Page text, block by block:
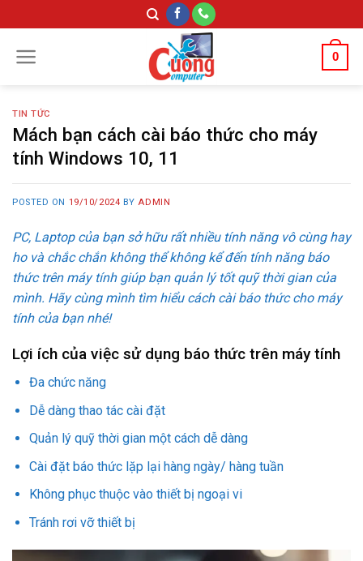
to
content
0
TIN TỨC
Mách bạn cách cài báo thức cho máy
tính Windows 10, 11
POSTED ON 19/10/2024 BY ADMIN
PC, Laptop của bạn sở hữu rất nhiều tính năng vô cùng hay
ho và chắc chắn không thể không kể đến tính năng báo
thức trên máy tính giúp bạn quản lý tốt quỹ thời gian của
mình. Hãy cùng mình tìm hiểu cách cài báo thức cho máy
tính của bạn nhé!
Lợi ích của việc sử dụng báo thức trên máy tính
Đa chức năng
Dễ dàng thao tác cài đặt
Quản lý quỹ thời gian một cách dễ dàng
Cài đặt báo thức lặp lại hàng ngày/ hàng tuần
Không phục thuộc vào thiết bị ngoại vi
Tránh rơi vỡ thiết bị